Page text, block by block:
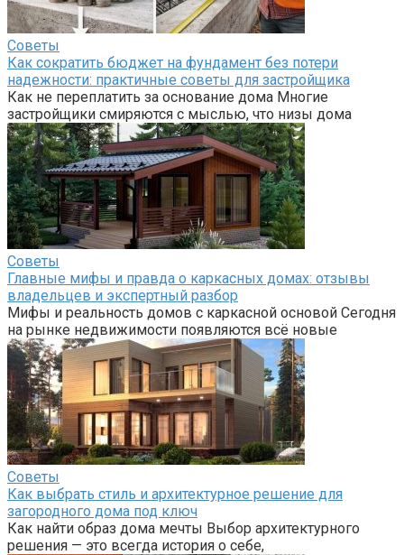
Советы
Как сократить бюджет на фундамент без потери
надежности: практичные советы для застройщика
Как не переплатить за основание дома Многие
застройщики смиряются с мыслью, что низы дома
Советы
Главные мифы и правда о каркасных домах: отзывы
владельцев и экспертный разбор
Мифы и реальность домов с каркасной основой Сегодня
на рынке недвижимости появляются всё новые
Советы
Как выбрать стиль и архитектурное решение для
загородного дома под ключ
Как найти образ дома мечты Выбор архитектурного
решения — это всегда история о себе,